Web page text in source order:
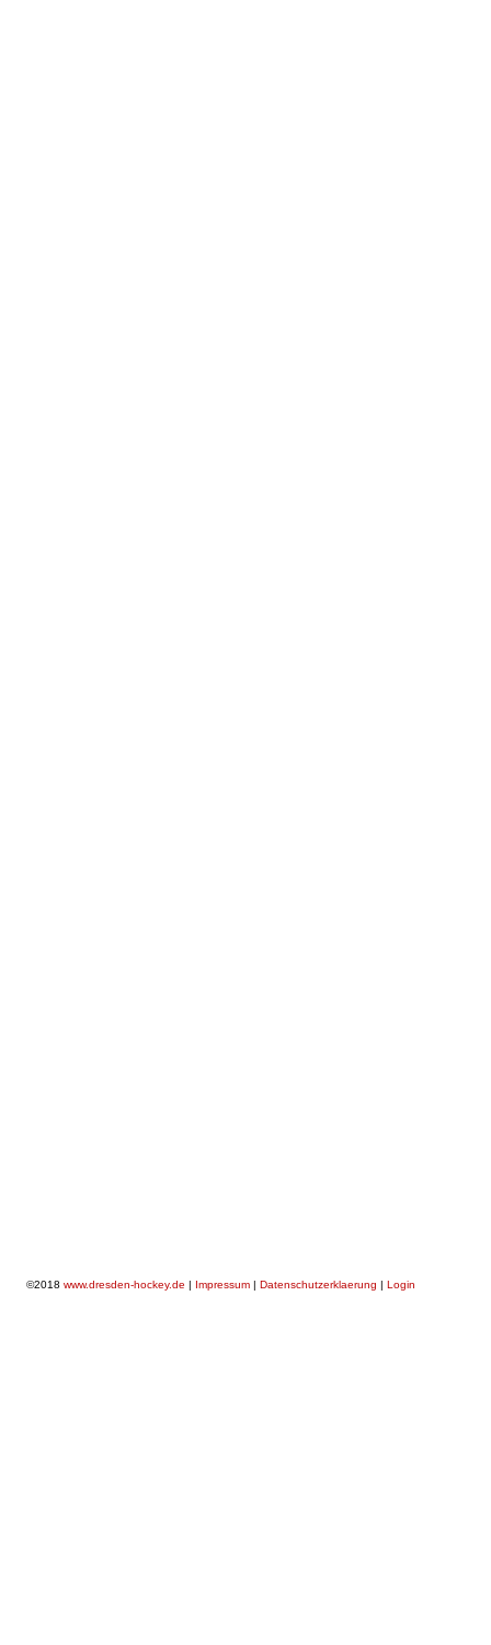
©2018 www.dresden-hockey.de | Impressum | Datenschutzerklaerung | Login